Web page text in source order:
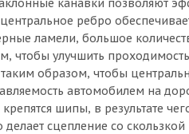
канавки позволяют
ребро
ламели, большое
чтобы улучшить
образом, чтобы
автомобилем на
крепятся шипы, в результате
сцепление со